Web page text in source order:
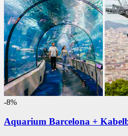
-8%
Aquarium Barcelona +